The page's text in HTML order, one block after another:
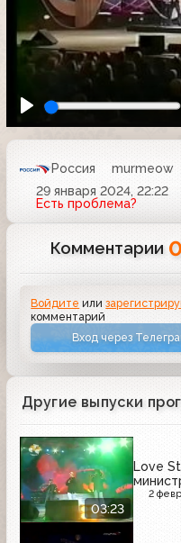
Россия murmeow
29 января 2024, 22:22
Есть проблема?
Комментарии
Войдите или
комментарий
Вход через
Другие выпуски
03:23
Love
2